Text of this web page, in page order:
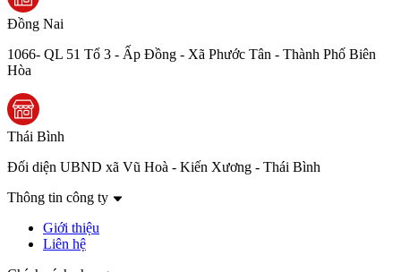
Đồng Nai
1066- QL 51 Tổ 3 - Ấp Đồng - Xã Phước Tân - Thành Phố Biên
Hòa
Thái Bình
Đối diện UBND xã Vũ Hoà - Kiến Xương - Thái Bình
Thông tin công ty
Giới thiệu
Liên hệ